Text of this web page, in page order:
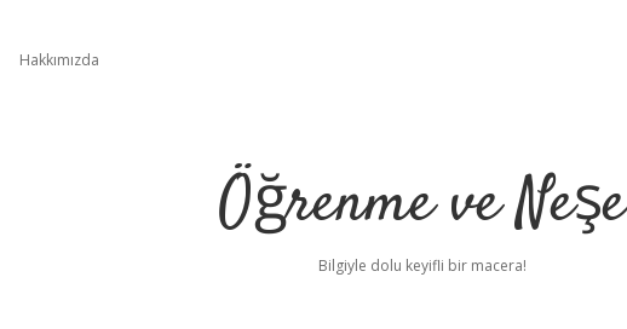
Hakkımızda
Öğrenme ve Neşe
Bilgiyle dolu keyifli bir macera!